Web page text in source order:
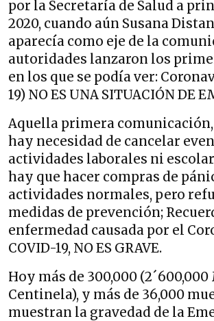
por la Secretaría de Salud a
2020, cuando aún Susana
aparecía como eje de la
autoridades lanzaron los
en los que se podía ver:
19) NO ES UNA SITUACIÓN DE
Aquella primera comunicación,
hay necesidad de cancelar
actividades laborales ni
hay que hacer compras de
actividades normales, pero
medidas de prevención;
enfermedad causada por el
COVID-19, NO ES GRAVE.
Hoy más de 300,000
Centinela), y más de 36,000
muestran la gravedad de la